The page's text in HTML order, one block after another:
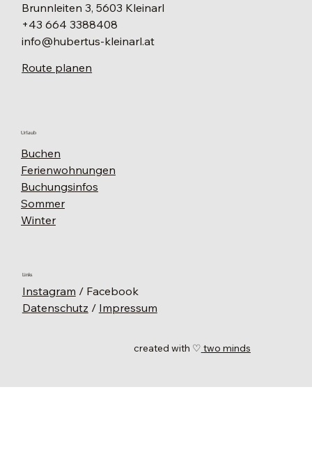
Links
Instagram / Facebook
Datenschutz / Impressum
Urlaub
Buchen
Ferienwohnungen
Buchungsinfos
Sommer
Winter
Brunnleiten 3, 5603 Kleinarl
+43 664 3388408
info@hubertus-kleinarl.at
Route planen
created with ♡ two minds